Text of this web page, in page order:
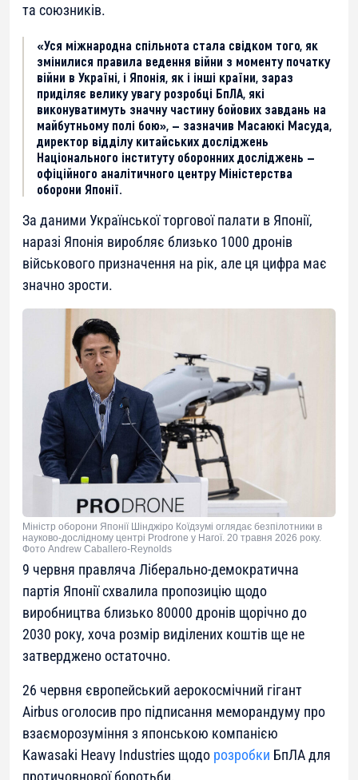
та союзників.
«Уся міжнародна спільнота стала свідком того, як
змінилися правила ведення війни з моменту початку
війни в Україні, і Японія, як і інші країни, зараз
приділяє велику увагу розробці БпЛА, які
виконуватимуть значну частину бойових завдань на
майбутньому полі бою», — зазначив Масаюкі Масуда,
директор відділу китайських досліджень
Національного інституту оборонних досліджень —
офіційного аналітичного центру Міністерства
оборони Японії.
За даними Української торгової палати в Японії,
наразі Японія виробляє близько 1000 дронів
військового призначення на рік, але ця цифра має
значно зрости.
Міністр оборони Японії Шінджіро Коїдзумі оглядає безпілотники в
науково-дослідному центрі Prodrone у Нагої. 20 травня 2026 року.
Фото Andrew Caballero-Reynolds
9 червня правляча Ліберально-демократична
партія Японії схвалила пропозицію щодо
виробництва близько 80000 дронів щорічно до
2030 року, хоча розмір виділених коштів ще не
затверджено остаточно.
26 червня європейський аерокосмічний гігант
Airbus оголосив про підписання меморандуму про
взаєморозуміння з японською компанією
Kawasaki Heavy Industries щодо розробки БпЛА для
протичовнової боротьби.